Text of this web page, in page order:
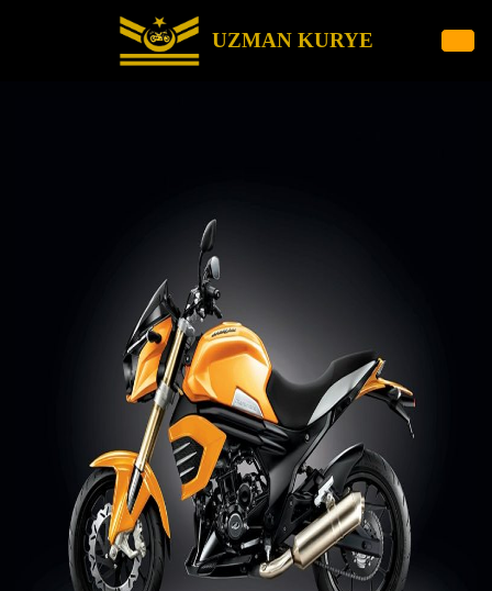
UZMAN KURYE